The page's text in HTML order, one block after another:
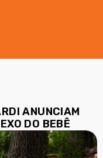
ANUNCIAM
DO BEBÊ